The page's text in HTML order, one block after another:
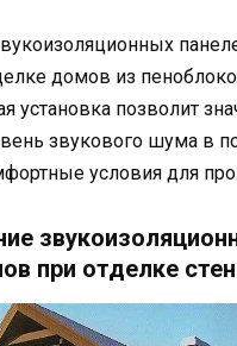
домов из
установка позволит
звукового шума в
условия для
при отделке стен